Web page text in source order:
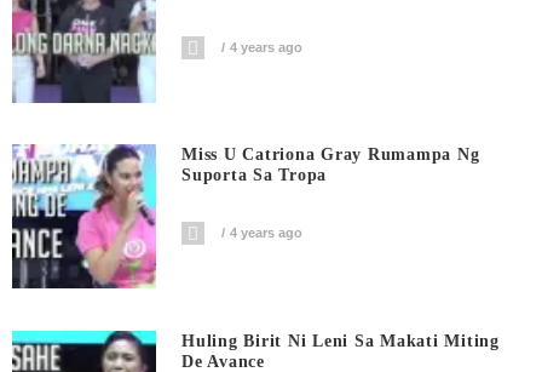
4 years ago
Miss U Catriona Gray Rumampa Ng
Suporta Sa Tropa
4 years ago
Huling Birit Ni Leni Sa Makati Miting
De Avance